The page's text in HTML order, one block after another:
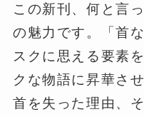
この新刊、何と言
の魅力です。「首
スクに思える要素
クな物語に昇華さ
首を失った理由、